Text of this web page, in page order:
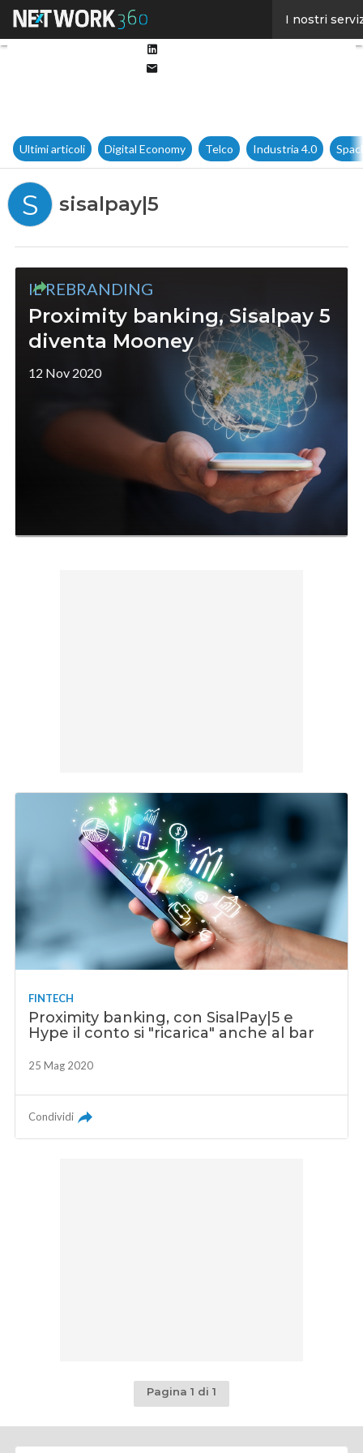
I nostri
Ultimi articoli Digital Economy Telco Industria 4.0
S sisalpay|5
IL REBRANDING
Proximity banking, Sisalpay 5
diventa Mooney
12 Nov 2020
FINTECH
Proximity banking, con SisalPay|5 e
Hype il conto si "ricarica" anche al bar
25 Mag 2020
Condividi
Pagina 1 di 1